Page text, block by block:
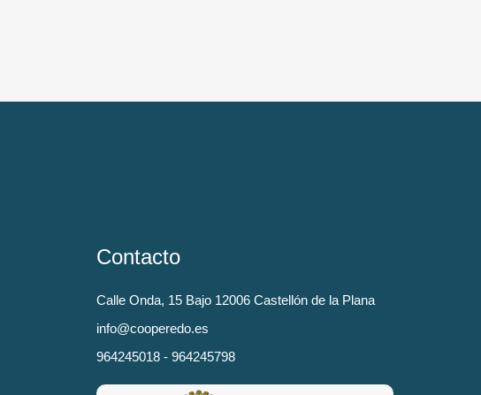
Contacto
Calle Onda, 15 Bajo 12006 Castellón de la Plana
info@cooperedo.es
964245018 - 964245798